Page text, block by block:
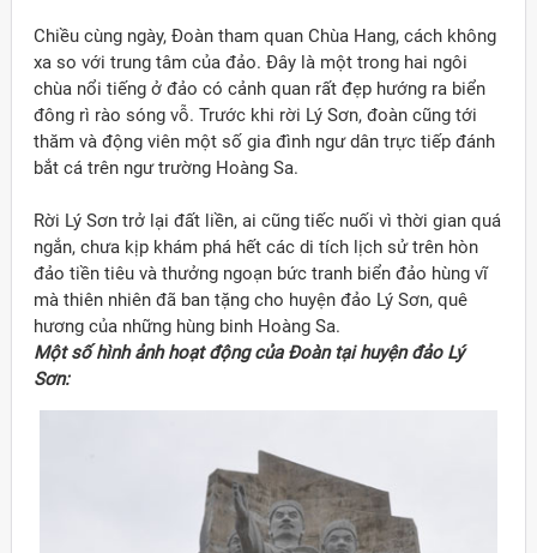
Chiều cùng ngày, Đoàn tham quan Chùa Hang, cách không
xa so với trung tâm của đảo. Đây là một trong hai ngôi
chùa nổi tiếng ở đảo có cảnh quan rất đẹp hướng ra biển
đông rì rào sóng vỗ. Trước khi rời Lý Sơn, đoàn cũng tới
thăm và động viên một số gia đình ngư dân trực tiếp đánh
bắt cá trên ngư trường Hoàng Sa.
Rời Lý Sơn trở lại đất liền, ai cũng tiếc nuối vì thời gian quá
ngắn, chưa kịp khám phá hết các di tích lịch sử trên hòn
đảo tiền tiêu và thưởng ngoạn bức tranh biển đảo hùng vĩ
mà thiên nhiên đã ban tặng cho huyện đảo Lý Sơn, quê
hương của những hùng binh Hoàng Sa.
Một số hình ảnh hoạt động của Đoàn tại huyện đảo Lý
Sơn: